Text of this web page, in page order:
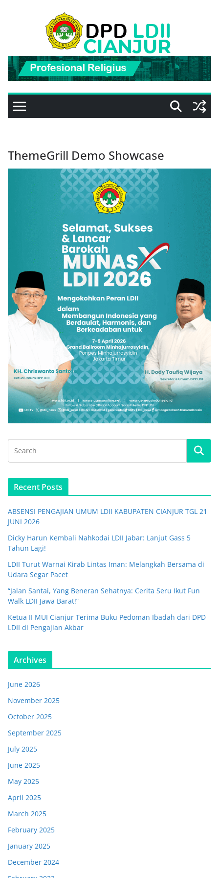
ThemeGrill Demo Showcase
Recent Posts
ABSENSI PENGAJIAN UMUM LDII KABUPATEN CIANJUR TGL 21
JUNI 2026
Dicky Harun Kembali Nahkodai LDII Jabar: Lanjut Gass 5
Tahun Lagi!
LDII Turut Warnai Kirab Lintas Iman: Melangkah Bersama di
Udara Segar Pacet
“Jalan Santai, Yang Beneran Sehatnya: Cerita Seru Ikut Fun
Walk LDII Jawa Barat!”
Ketua II MUI Cianjur Terima Buku Pedoman Ibadah dari DPD
LDII di Pengajian Akbar
Archives
June 2026
November 2025
October 2025
September 2025
July 2025
June 2025
May 2025
April 2025
March 2025
February 2025
January 2025
December 2024